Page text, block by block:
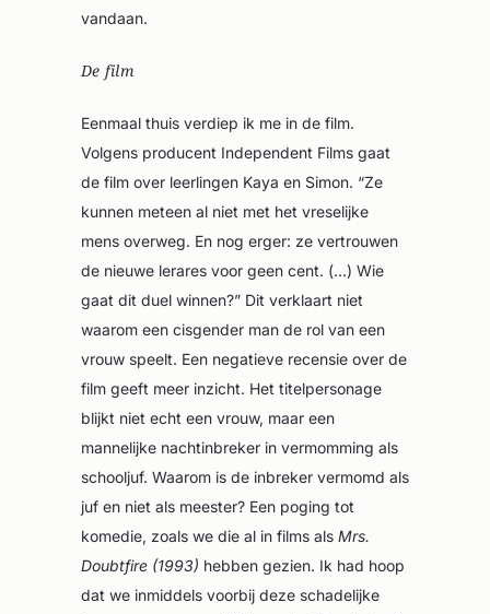
vandaan.
De film
Eenmaal thuis verdiep ik me in de film.
Volgens producent Independent Films gaat
de film over leerlingen Kaya en Simon. “Ze
kunnen meteen al niet met het vreselijke
mens overweg. En nog erger: ze vertrouwen
de nieuwe lerares voor geen cent. (…) Wie
gaat dit duel winnen?” Dit verklaart niet
waarom een cisgender man de rol van een
vrouw speelt. Een negatieve recensie over de
film geeft meer inzicht. Het titelpersonage
blijkt niet echt een vrouw, maar een
mannelijke nachtinbreker in vermomming als
schooljuf. Waarom is de inbreker vermomd als
juf en niet als meester? Een poging tot
komedie, zoals we die al in films als Mrs.
Doubtfire (1993) hebben gezien. Ik had hoop
dat we inmiddels voorbij deze schadelijke